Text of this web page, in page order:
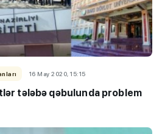
16 May 2020, 15:15
tələbə qəbulunda problem